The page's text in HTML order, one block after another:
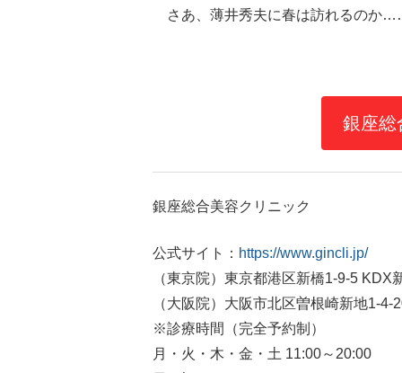
さあ、薄井秀夫に春は訪れるのか
銀座総
銀座総合美容クリニック
公式サイト： https://www.gincli.jp/
（東京院）東京都港区新橋1-9-5 KDX
（大阪院）大阪市北区曽根崎新地1-4-
※診療時間（完全予約制）
月・火・木・金・土 11:00～20:00